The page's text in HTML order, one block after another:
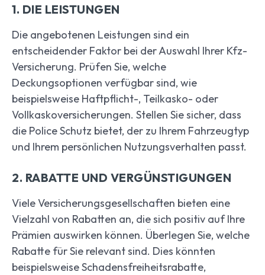
1. DIE LEISTUNGEN
Die angebotenen Leistungen sind ein
entscheidender Faktor bei der Auswahl Ihrer Kfz-
Versicherung. Prüfen Sie, welche
Deckungsoptionen verfügbar sind, wie
beispielsweise Haftpflicht-, Teilkasko- oder
Vollkaskoversicherungen. Stellen Sie sicher, dass
die Police Schutz bietet, der zu Ihrem Fahrzeugtyp
und Ihrem persönlichen Nutzungsverhalten passt.
2. RABATTE UND VERGÜNSTIGUNGEN
Viele Versicherungsgesellschaften bieten eine
Vielzahl von Rabatten an, die sich positiv auf Ihre
Prämien auswirken können. Überlegen Sie, welche
Rabatte für Sie relevant sind. Dies könnten
beispielsweise Schadensfreiheitsrabatte,